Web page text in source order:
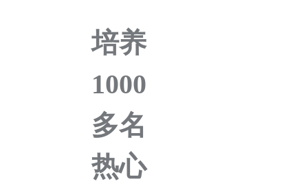
培养
1000
多名
热心